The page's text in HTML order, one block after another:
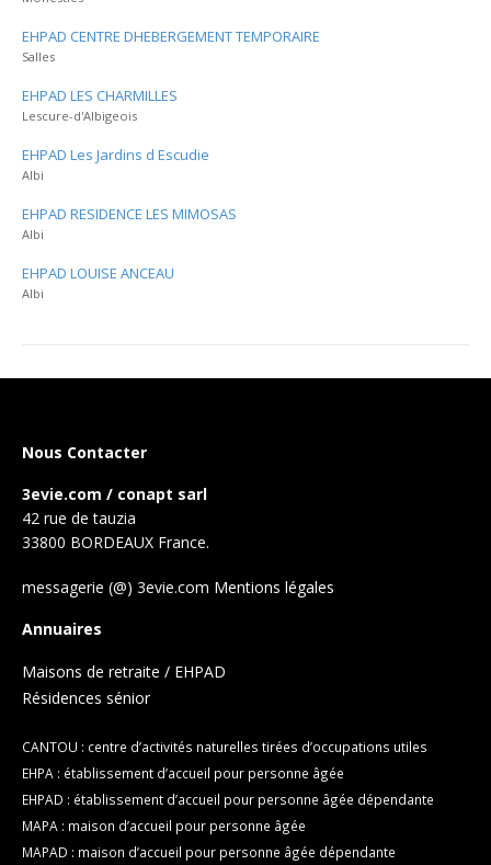
EHPAD CENTRE DHEBERGEMENT TEMPORAIRE
Salles
EHPAD LES CHARMILLES
Lescure-d'Albigeois
EHPAD Les Jardins d Escudie
Albi
EHPAD RESIDENCE LES MIMOSAS
Albi
EHPAD LOUISE ANCEAU
Albi
Nous Contacter
3evie.com / conapt sarl
42 rue de tauzia
33800 BORDEAUX France.
messagerie (@) 3evie.com Mentions légales
Annuaires
Maisons de retraite / EHPAD
Résidences sénior
CANTOU : centre d’activités naturelles tirées d’occupations utiles
EHPA : établissement d’accueil pour personne âgée
EHPAD : établissement d’accueil pour personne âgée dépendante
MAPA : maison d’accueil pour personne âgée
MAPAD : maison d’accueil pour personne âgée dépendante